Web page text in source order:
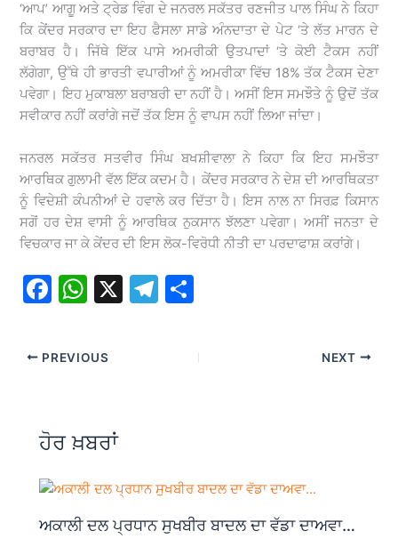
‘ਆਪ’ ਆਗੂ ਅਤੇ ਟ੍ਰੇਡ ਵਿੰਗ ਦੇ ਜਨਰਲ ਸਕੱਤਰ ਰਣਜੀਤ ਪਾਲ ਸਿੰਘ ਨੇ ਕਿਹਾ
ਕਿ ਕੇਂਦਰ ਸਰਕਾਰ ਦਾ ਇਹ ਫੈਸਲਾ ਸਾਡੇ ਅੰਨਦਾਤਾ ਦੇ ਪੇਟ ‘ਤੇ ਲੱਤ ਮਾਰਨ ਦੇ
ਬਰਾਬਰ ਹੈ। ਜਿੱਥੇ ਇੱਕ ਪਾਸੇ ਅਮਰੀਕੀ ਉਤਪਾਦਾਂ ‘ਤੇ ਕੋਈ ਟੈਕਸ ਨਹੀਂ
ਲੱਗੇਗਾ, ਉੱਥੇ ਹੀ ਭਾਰਤੀ ਵਪਾਰੀਆਂ ਨੂੰ ਅਮਰੀਕਾ ਵਿੱਚ 18% ਤੱਕ ਟੈਕਸ ਦੇਣਾ
ਪਵੇਗਾ। ਇਹ ਮੁਕਾਬਲਾ ਬਰਾਬਰੀ ਦਾ ਨਹੀਂ ਹੈ। ਅਸੀਂ ਇਸ ਸਮਝੌਤੇ ਨੂੰ ਉਦੋਂ ਤੱਕ
ਸਵੀਕਾਰ ਨਹੀਂ ਕਰਾਂਗੇ ਜਦੋਂ ਤੱਕ ਇਸ ਨੂੰ ਵਾਪਸ ਨਹੀਂ ਲਿਆ ਜਾਂਦਾ।
ਜਨਰਲ ਸਕੱਤਰ ਸਤਵੀਰ ਸਿੰਘ ਬਖਸ਼ੀਵਾਲਾ ਨੇ ਕਿਹਾ ਕਿ ਇਹ ਸਮਝੌਤਾ
ਆਰਥਿਕ ਗੁਲਾਮੀ ਵੱਲ ਇੱਕ ਕਦਮ ਹੈ। ਕੇਂਦਰ ਸਰਕਾਰ ਨੇ ਦੇਸ਼ ਦੀ ਆਰਥਿਕਤਾ
ਨੂੰ ਵਿਦੇਸ਼ੀ ਕੰਪਨੀਆਂ ਦੇ ਹਵਾਲੇ ਕਰ ਦਿੱਤਾ ਹੈ। ਇਸ ਨਾਲ ਨਾ ਸਿਰਫ਼ ਕਿਸਾਨ
ਸਗੋਂ ਹਰ ਦੇਸ਼ ਵਾਸੀ ਨੂੰ ਆਰਥਿਕ ਨੁਕਸਾਨ ਝੱਲਣਾ ਪਵੇਗਾ। ਅਸੀਂ ਜਨਤਾ ਦੇ
ਵਿਚਕਾਰ ਜਾ ਕੇ ਕੇਂਦਰ ਦੀ ਇਸ ਲੋਕ-ਵਿਰੋਧੀ ਨੀਤੀ ਦਾ ਪਰਦਾਫਾਸ਼ ਕਰਾਂਗੇ।
F
c
e
o
o
k
W
at
s
p
p
X
T
ar
e
PREVIOUS NEXT
ਹੋਰ ਖ਼ਬਰਾਂ
ਅਕਾਲੀ ਦਲ ਪ੍ਰਧਾਨ ਸੁਖਬੀਰ ਬਾਦਲ ਦਾ ਵੱਡਾ ਦਾਅਵਾ…